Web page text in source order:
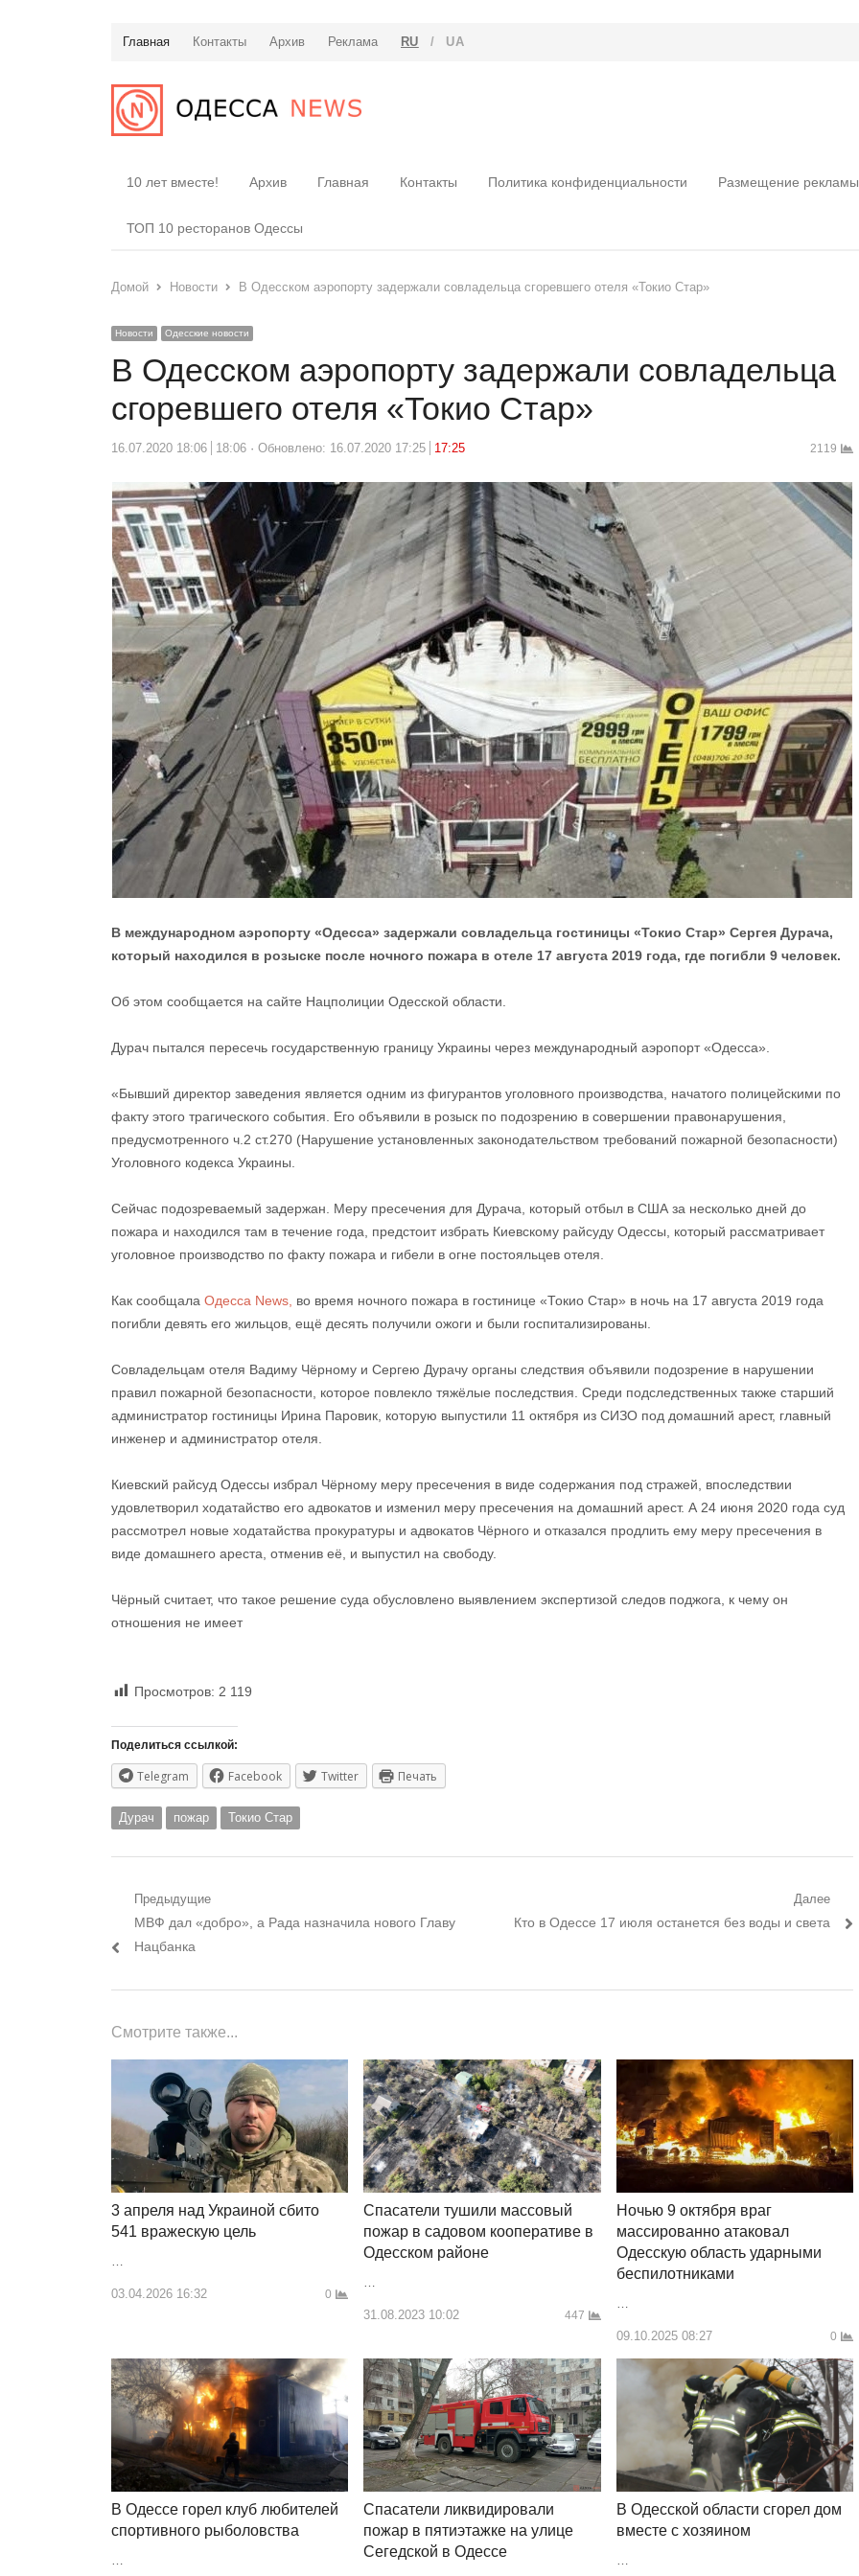
Главная Контакты Архив Реклама RU / UA
10 лет вместе! Архив Главная Контакты Политика конфиденциальности Размещение рекламы
ТОП 10 ресторанов Одессы
Домой Новости В Одесском аэропорту задержали совладельца сгоревшего отеля «Токио Стар»
Новости Одесские новости
В Одесском аэропорту задержали совладельца
сгоревшего отеля «Токио Стар»
16.07.2020 18:06 18:06 Обновлено: 16.07.2020 17:25 17:25 2119
В международном аэропорту «Одесса» задержали совладельца гостиницы «Токио Стар» Сергея Дурача,
который находился в розыске после ночного пожара в отеле 17 августа 2019 года, где погибли 9 человек.
Об этом сообщается на сайте Нацполиции Одесской области.
Дурач пытался пересечь государственную границу Украины через международный аэропорт «Одесса».
«Бывший директор заведения является одним из фигурантов уголовного производства, начатого полицейскими по
факту этого трагического события. Его объявили в розыск по подозрению в совершении правонарушения,
предусмотренного ч.2 ст.270 (Нарушение установленных законодательством требований пожарной безопасности)
Уголовного кодекса Украины.
Сейчас подозреваемый задержан. Меру пресечения для Дурача, который отбыл в США за несколько дней до
пожара и находился там в течение года, предстоит избрать Киевскому райсуду Одессы, который рассматривает
уголовное производство по факту пожара и гибели в огне постояльцев отеля.
Как сообщала Одесса News, во время ночного пожара в гостинице «Токио Стар» в ночь на 17 августа 2019 года
погибли девять его жильцов, ещё десять получили ожоги и были госпитализированы.
Совладельцам отеля Вадиму Чёрному и Сергею Дурачу органы следствия объявили подозрение в нарушении
правил пожарной безопасности, которое повлекло тяжёлые последствия. Среди подследственных также старший
администратор гостиницы Ирина Паровик, которую выпустили 11 октября из СИЗО под домашний арест, главный
инженер и администратор отеля.
Киевский райсуд Одессы избрал Чёрному меру пресечения в виде содержания под стражей, впоследствии
удовлетворил ходатайство его адвокатов и изменил меру пресечения на домашний арест. А 24 июня 2020 года суд
рассмотрел новые ходатайства прокуратуры и адвокатов Чёрного и отказался продлить ему меру пресечения в
виде домашнего ареста, отменив её, и выпустил на свободу.
Чёрный считает, что такое решение суда обусловлено выявлением экспертизой следов поджога, к чему он
отношения не имеет
Просмотров: 2 119
Поделиться ссылкой:
Telegram Facebook Twitter Печать
Дурач пожар Токио Стар
Навигация
по
Предыдущие
Предыдущий
пост:
МВФ дал «добро», а Рада назначила нового Главу
Нацбанка
Далее
Следующий
Кто в Одессе 17 июля останется без воды и света
Смотрите также...
3 апреля над Украиной сбито
541 вражескую цель
03.04.2026 16:32 0
Спасатели тушили массовый
пожар в садовом кооперативе в
Одесском районе
31.08.2023 10:02 447
Ночью 9 октября враг
массированно атаковал
Одесскую область ударными
беспилотниками
09.10.2025 08:27 0
В Одессе горел клуб любителей
спортивного рыболовства
Спасатели ликвидировали
пожар в пятиэтажке на улице
Сегедской в Одессе
В Одесской области сгорел дом
вместе с хозяином